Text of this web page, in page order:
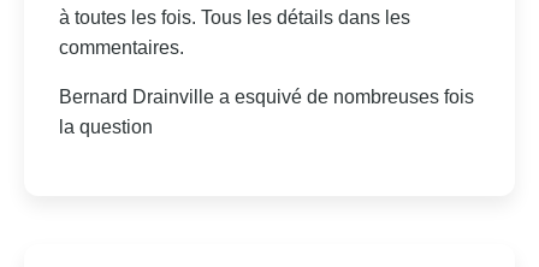
à toutes les fois. Tous les détails dans les
commentaires.
Bernard Drainville a esquivé de nombreuses fois
la question